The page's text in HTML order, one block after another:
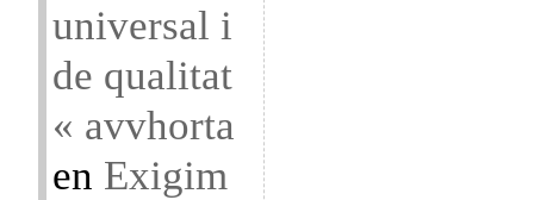
universal i
de qualitat
« avvhorta
en Exigim